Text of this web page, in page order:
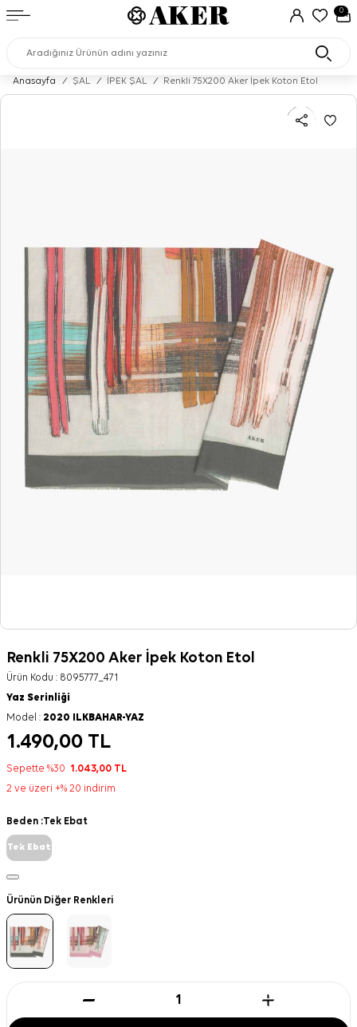
0
Anasayfa / ŞAL / İPEK ŞAL / Renkli 75X200 Aker İpek Koton Etol
Renkli 75X200 Aker İpek Koton Etol
Ürün Kodu : 8095777_471
Yaz Serinliği
Model : 2020 ILKBAHAR-YAZ
1.490,00 TL
Sepette %30 1.043,00 TL
2 ve üzeri +% 20 indirim
Beden :Tek Ebat
Tek Ebat
Ürünün Diğer Renkleri